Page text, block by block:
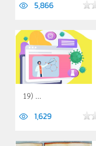
5,866
19) ...
1,629